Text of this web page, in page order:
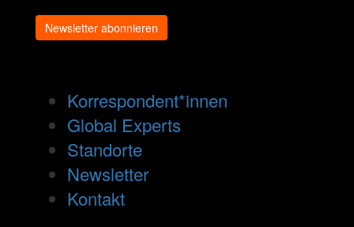
Newsletter abonnieren
Korrespondent*innen
Global Experts
Standorte
Newsletter
Kontakt